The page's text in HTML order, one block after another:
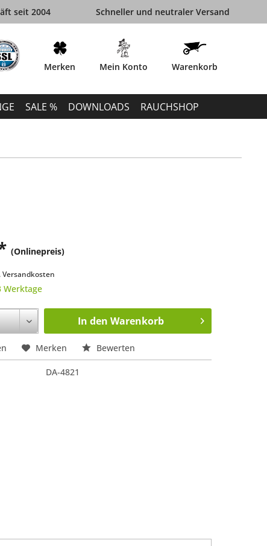
seit 2004 Schneller und neutraler Versand
Merken Mein Konto Warenkorb
SALE % DOWNLOADS RAUCHSHOP
(Onlinepreis)
Versandkosten
Werktage
In den Warenkorb
Merken Bewerten
DA-4821